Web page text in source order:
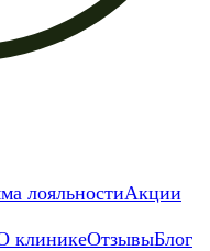
лояльностиАкции
клиникеОтзывыБлог